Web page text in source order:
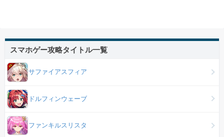
スマホゲー攻略タイトル一覧
サファイアスフィア
ドルフィンウェーブ
ファンキルスリスタ